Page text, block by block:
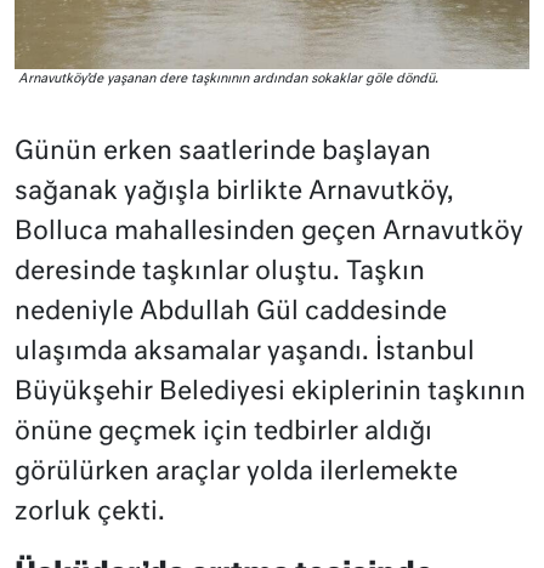
Arnavutköy’de yaşanan dere taşkınının ardından sokaklar göle döndü.
Günün erken saatlerinde başlayan
sağanak yağışla birlikte Arnavutköy,
Bolluca mahallesinden geçen Arnavutköy
deresinde taşkınlar oluştu. Taşkın
nedeniyle Abdullah Gül caddesinde
ulaşımda aksamalar yaşandı. İstanbul
Büyükşehir Belediyesi ekiplerinin taşkının
önüne geçmek için tedbirler aldığı
görülürken araçlar yolda ilerlemekte
zorluk çekti.